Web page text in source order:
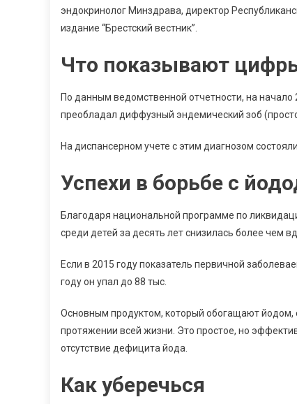
эндокринолог Минздрава, директор
издание “Брестский вестник”.
Что показывают
По данным ведомственной отчетности, на
преобладал диффузный эндемический зоб
На диспансерном учете с этим диагнозом
Успехи в борьбе с
Благодаря национальной программе по
среди детей за десять лет снизилась более чем
Если в 2015 году показатель первичной
году он упал до 88 тыс.
Основным продуктом, который обогащают йодом,
протяжении всей жизни. Это простое, но
отсутствие дефицита йода.
Как уберечься